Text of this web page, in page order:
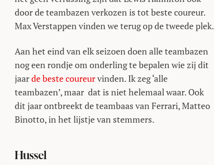
door de teambazen verkozen is tot beste coureur.
Max Verstappen vinden we terug op de tweede plek.
Aan het eind van elk seizoen doen alle teambazen
nog een rondje om onderling te bepalen wie zij dit
jaarde beste coureurvinden. Ik zeg ‘alle
teambazen’, maar dat is niet helemaal waar. Ook
dit jaar ontbreekt de teambaas van Ferrari, Matteo
Binotto, in het lijstje van stemmers.
Hussel